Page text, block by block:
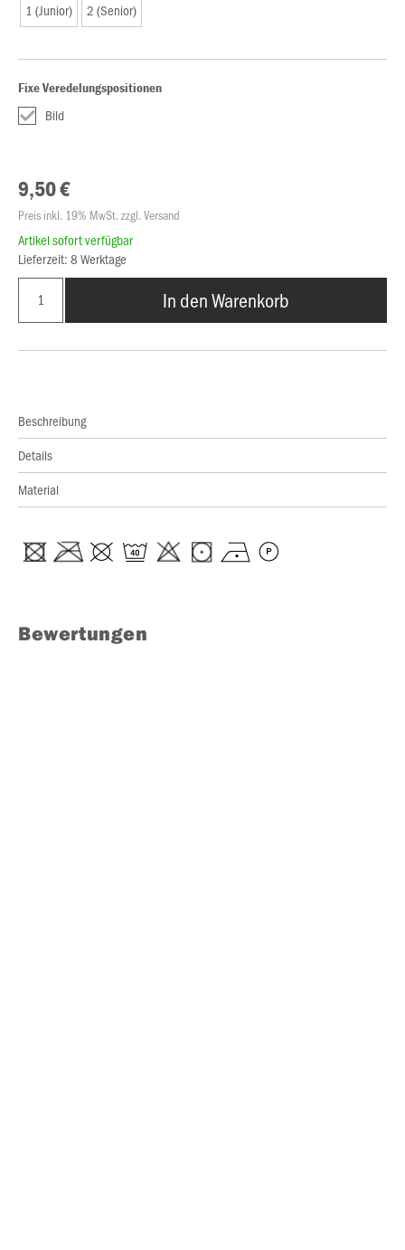
1 (Junior) 2 (Senior)
Fixe Veredelungspositionen
Bild
9,50 €
Preis inkl. 19% MwSt. zzgl. Versand
Artikel sofort verfügbar
Lieferzeit: 8 Werktage
In den Warenkorb
Beschreibung
Details
Material
Bewertungen